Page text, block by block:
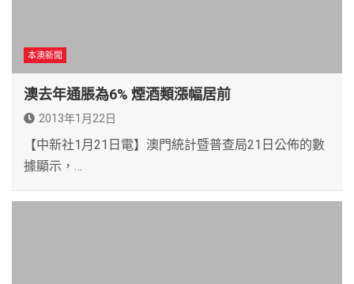
本澳新聞
澳去年通脹為6% 煙酒類漲幅居前
2013年1月22日
【中新社1月21日電】澳門統計暨普查局21日公佈的數
據顯示，…